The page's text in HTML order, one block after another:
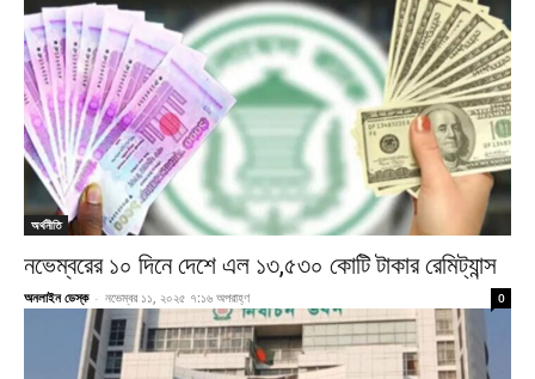
অর্থনীতি
নভেম্বরের ১০ দিনে দেশে এল ১৩,৫৩০ কোটি টাকার রেমিট্যান্স
অনলাইন ডেস্ক - নভেম্বর ১১, ২০২৫ ৭:১৬ অপরাহ্ণ 0